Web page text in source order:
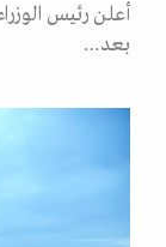
أعلن رئيس
بعد…